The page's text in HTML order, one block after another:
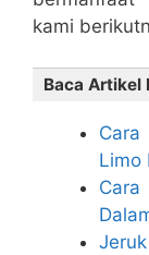
kami
Baca Artikel
Limo